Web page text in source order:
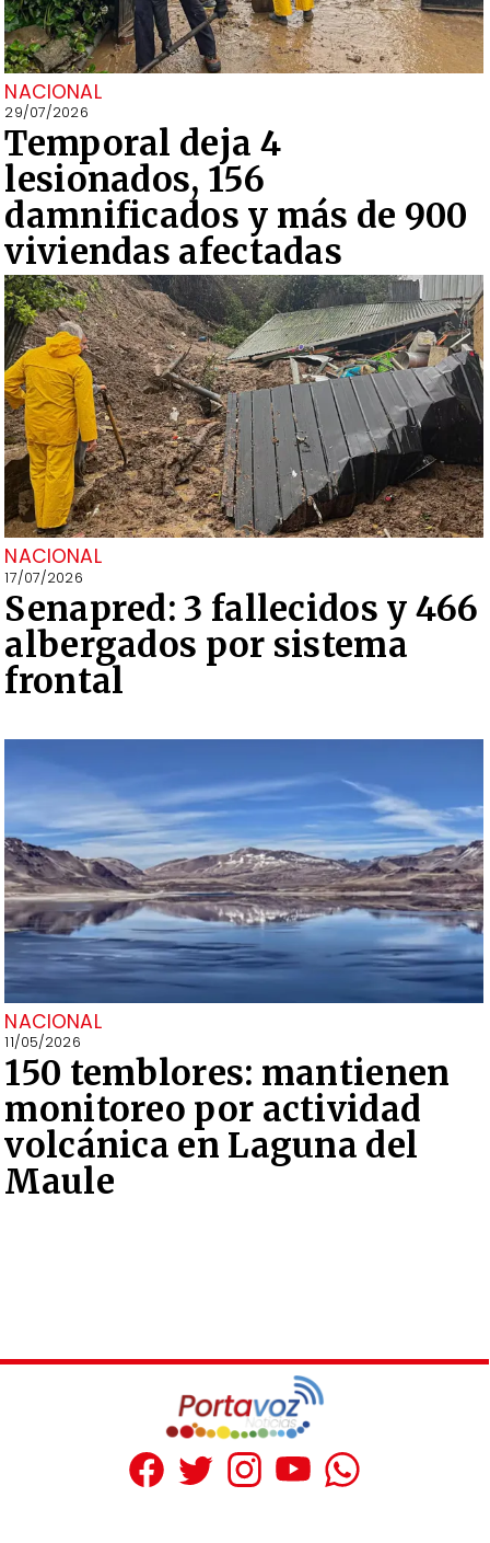
NACIONAL
29/07/2026
Temporal deja 4
lesionados, 156
damnificados y más de 900
viviendas afectadas
NACIONAL
17/07/2026
Senapred: 3 fallecidos y 466
albergados por sistema
frontal
NACIONAL
11/05/2026
150 temblores: mantienen
monitoreo por actividad
volcánica en Laguna del
Maule